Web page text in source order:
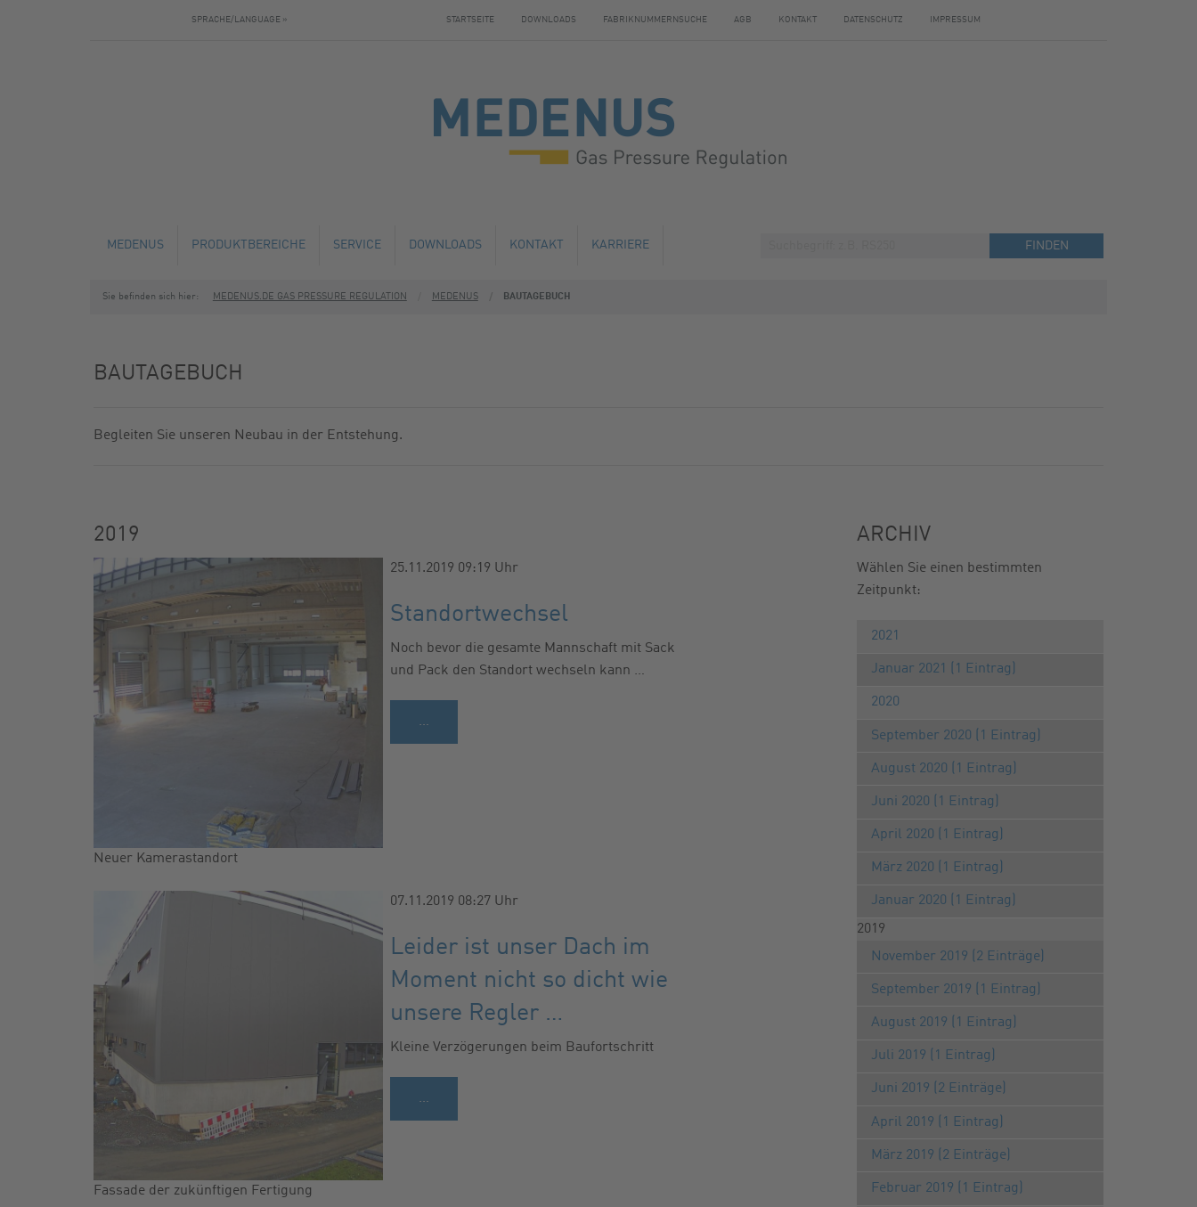
SPRACHE/LANGUAGE » STARTSEITE DOWNLOADS FABRIKNUMMERNSUCHE AGB KONTAKT DATENSCHUTZ IMPRESSUM
MEDENUS
AKTUELLES
PRODUKTBEREICHE
GASDRUCKREGLER
SICHERHEITSABBLASEVENTILE
SERVICE
TECHNISCHE ÄNDERUNG
DOWNLOADS KONTAKT
ÜBERNACHTUNGSMÖGLICHKEITEN
KARRIERE
Sie befinden sich hier: MEDENUS.DE GAS PRESSURE REGULATION MEDENUS BAUTAGEBUCH
BAUTAGEBUCH
Begleiten Sie unseren Neubau in der Entstehung.
2019
Neuer Kamerastandort
25.11.2019 09:19 Uhr
Standortwechsel
Noch bevor die gesamte Mannschaft mit Sack
und Pack den Standort wechseln kann …
…
Fassade der zukünftigen Fertigung
07.11.2019 08:27 Uhr
Leider ist unser Dach im
Moment nicht so dicht wie
unsere Regler …
Kleine Verzögerungen beim Baufortschritt
…
ARCHIV
Wählen Sie einen bestimmten
Zeitpunkt:
2021
Januar 2021 (1 Eintrag)
2020
September 2020 (1 Eintrag)
August 2020 (1 Eintrag)
Juni 2020 (1 Eintrag)
April 2020 (1 Eintrag)
März 2020 (1 Eintrag)
Januar 2020 (1 Eintrag)
2019
November 2019 (2 Einträge)
September 2019 (1 Eintrag)
August 2019 (1 Eintrag)
Juli 2019 (1 Eintrag)
Juni 2019 (2 Einträge)
April 2019 (1 Eintrag)
März 2019 (2 Einträge)
Februar 2019 (1 Eintrag)